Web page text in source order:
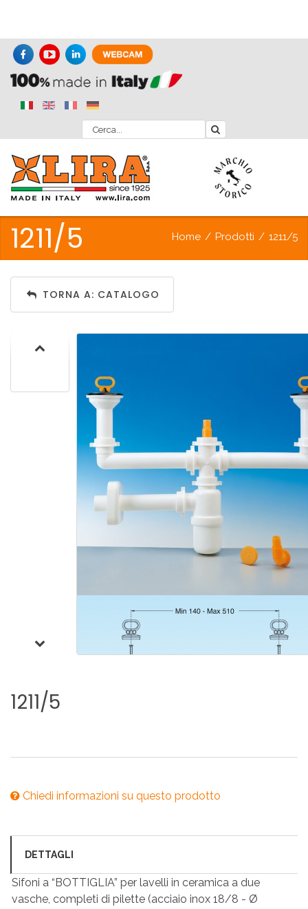
1211/5 Home / Prodotti / 1211/5
TORNA A: CATALOGO
1211/5
Chiedi informazioni su questo prodotto
DETTAGLI
Sifoni a “BOTTIGLIA” per lavelli in ceramica a due
vasche, completi di pilette (acciaio inox 18/8 - Ø